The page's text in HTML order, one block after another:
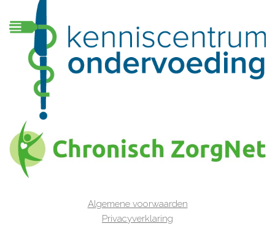
Algemene voorwaarden
Privacyverklaring